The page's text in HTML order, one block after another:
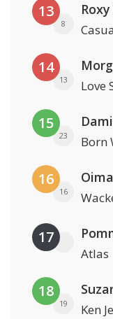
13
8
14
13 Love
15
23 Born
16
16
17
Atlas
18
19 Ken